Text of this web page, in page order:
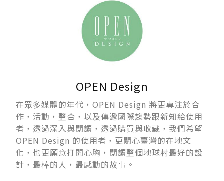
OPEN Design
在眾多媒體的年代，OPEN Design 將更專注於合
作，活動，整合，以及傳遞國際趨勢跟新知給使用
者，透過深入與閱讀，透過購買與收藏，我們希望
OPEN Design 的使用者，更關心臺灣的在地文
化，也更願意打開心胸，閱讀整個地球村最好的設
計，最棒的人，最感動的故事。